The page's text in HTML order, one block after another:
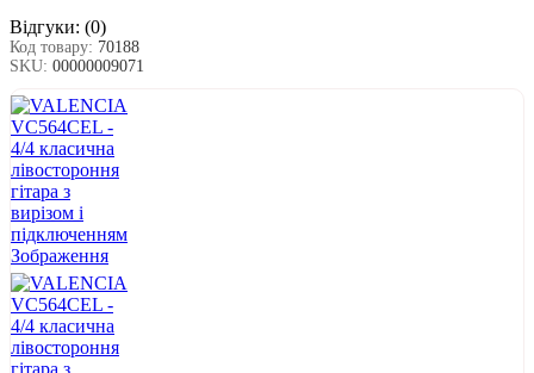
Відгуки: (0)
Код товару: 70188
SKU: 00000009071